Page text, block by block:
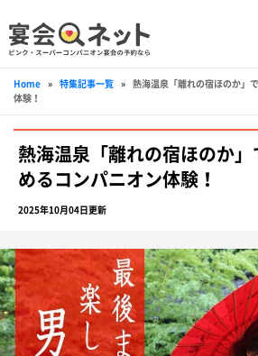
Home » 特集記事一覧 » 熱海温泉「離れの宿ほのか」
体験！
熱海温泉「離れの宿ほのか
めるコンパニオン体験！
2025年10月04日更新